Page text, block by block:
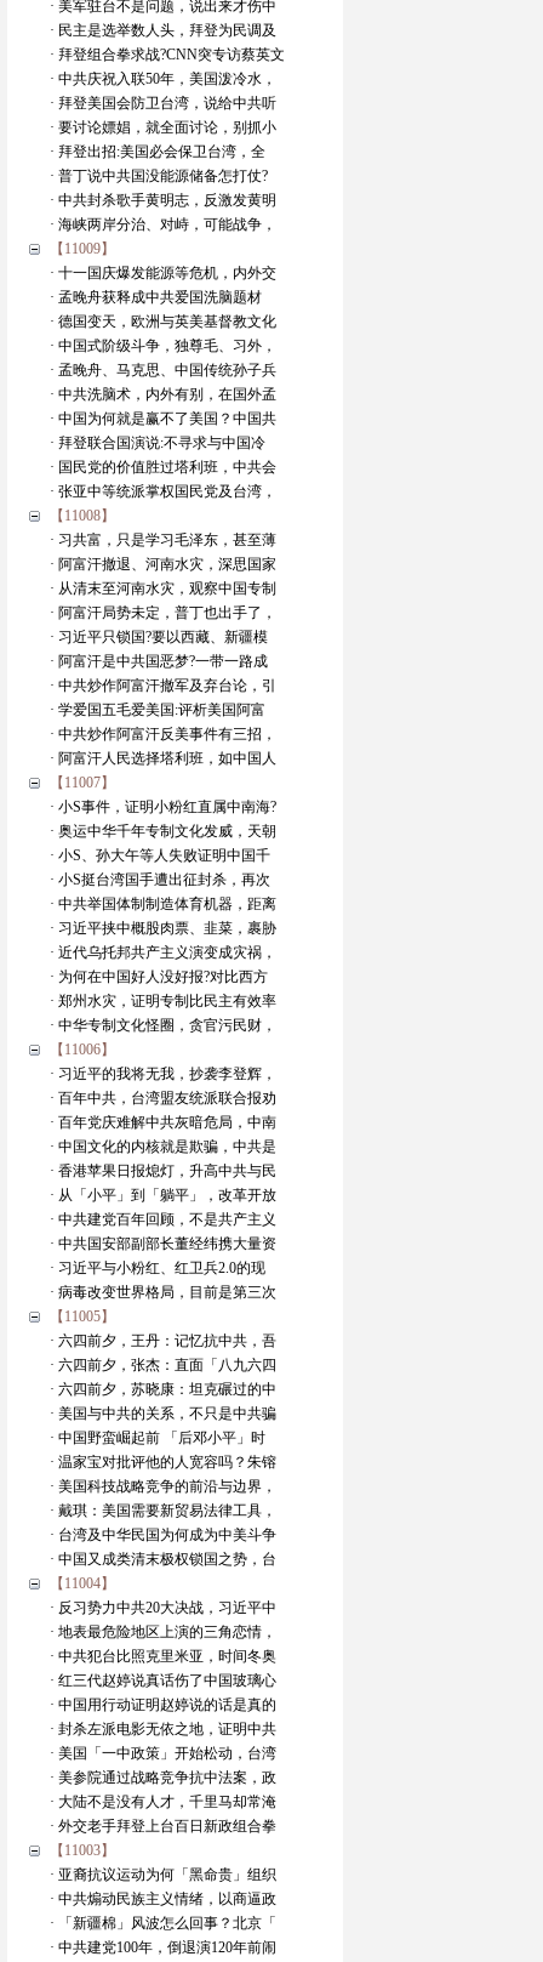
· 美军驻台不是问题，说出来才伤中
· 民主是选举数人头，拜登为民调及
· 拜登组合拳求战?CNN突专访蔡英文
· 中共庆祝入联50年，美国泼冷水，
· 拜登美国会防卫台湾，说给中共听
· 要讨论嫖娼，就全面讨论，别抓小
· 拜登出招:美国必会保卫台湾，全
· 普丁说中共国没能源储备怎打仗?
· 中共封杀歌手黄明志，反激发黄明
· 海峡两岸分治、对峙，可能战争，
【11009】
· 十一国庆爆发能源等危机，内外交
· 孟晚舟获释成中共爱国洗脑题材
· 德国变天，欧洲与英美基督教文化
· 中国式阶级斗争，独尊毛、习外，
· 孟晚舟、马克思、中国传统孙子兵
· 中共洗脑术，内外有别，在国外孟
· 中国为何就是赢不了美国？中国共
· 拜登联合国演说:不寻求与中国冷
· 国民党的价值胜过塔利班，中共会
· 张亚中等统派掌权国民党及台湾，
【11008】
· 习共富，只是学习毛泽东，甚至薄
· 阿富汗撤退、河南水灾，深思国家
· 从清末至河南水灾，观察中国专制
· 阿富汗局势未定，普丁也出手了，
· 习近平只锁国?要以西藏、新疆模
· 阿富汗是中共国恶梦?一带一路成
· 中共炒作阿富汗撤军及弃台论，引
· 学爱国五毛爱美国:评析美国阿富
· 中共炒作阿富汗反美事件有三招，
· 阿富汗人民选择塔利班，如中国人
【11007】
· 小S事件，证明小粉红直属中南海?
· 奥运中华千年专制文化发威，天朝
· 小S、孙大午等人失败证明中国千
· 小S挺台湾国手遭出征封杀，再次
· 中共举国体制制造体育机器，距离
· 习近平挟中概股肉票、韭菜，裹胁
· 近代乌托邦共产主义演变成灾祸，
· 为何在中国好人没好报?对比西方
· 郑州水灾，证明专制比民主有效率
· 中华专制文化怪圈，贪官污民财，
【11006】
· 习近平的我将无我，抄袭李登辉，
· 百年中共，台湾盟友统派联合报劝
· 百年党庆难解中共灰暗危局，中南
· 中国文化的内核就是欺骗，中共是
· 香港苹果日报熄灯，升高中共与民
· 从「小平」到「躺平」，改革开放
· 中共建党百年回顾，不是共产主义
· 中共国安部副部长董经纬携大量资
· 习近平与小粉红、红卫兵2.0的现
· 病毒改变世界格局，目前是第三次
【11005】
· 六四前夕，王丹：记忆抗中共，吾
· 六四前夕，张杰：直面「八九六四
· 六四前夕，苏晓康：坦克碾过的中
· 美国与中共的关系，不只是中共骗
· 中国野蛮崛起前 「后邓小平」时
· 温家宝对批评他的人宽容吗？朱镕
· 美国科技战略竞争的前沿与边界，
· 戴琪：美国需要新贸易法律工具，
· 台湾及中华民国为何成为中美斗争
· 中国又成类清末极权锁国之势，台
【11004】
· 反习势力中共20大决战，习近平中
· 地表最危险地区上演的三角恋情，
· 中共犯台比照克里米亚，时间冬奥
· 红三代赵婷说真话伤了中国玻璃心
· 中国用行动证明赵婷说的话是真的
· 封杀左派电影无依之地，证明中共
· 美国「一中政策」开始松动，台湾
· 美参院通过战略竞争抗中法案，政
· 大陆不是没有人才，千里马却常淹
· 外交老手拜登上台百日新政组合拳
【11003】
· 亚裔抗议运动为何「黑命贵」组织
· 中共煽动民族主义情绪，以商逼政
· 「新疆棉」风波怎么回事？北京「
· 中共建党100年，倒退演120年前闹